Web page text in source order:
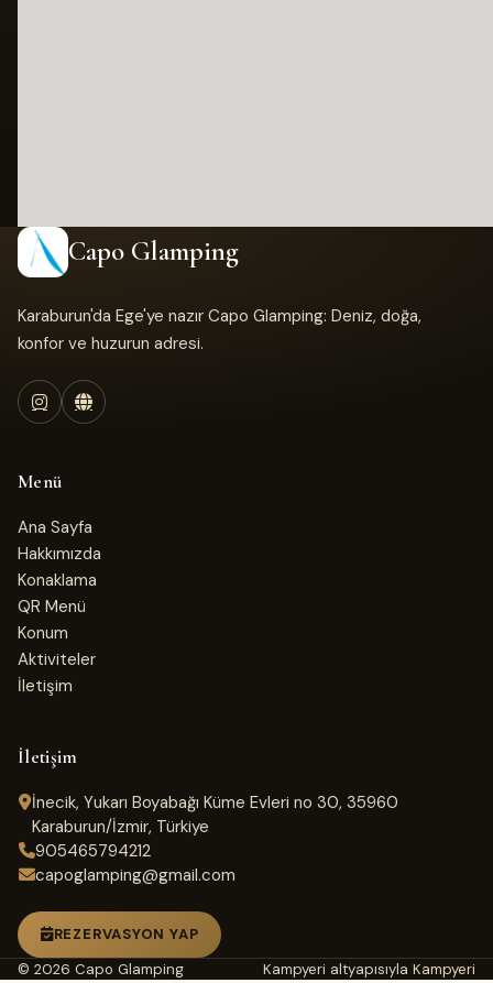
Capo Glamping
Karaburun'da Ege'ye nazır Capo Glamping: Deniz, doğa,
konfor ve huzurun adresi.
Menü
Ana Sayfa
Hakkımızda
Konaklama
QR Menü
Konum
Aktiviteler
İletişim
İletişim
İnecik, Yukarı Boyabağı Küme Evleri no 30, 35960
Karaburun/İzmir, Türkiye
905465794212
capoglamping@gmail.com
REZERVASYON YAP
© 2026 Capo Glamping
Kampyeri altyapısıyla Kampyeri